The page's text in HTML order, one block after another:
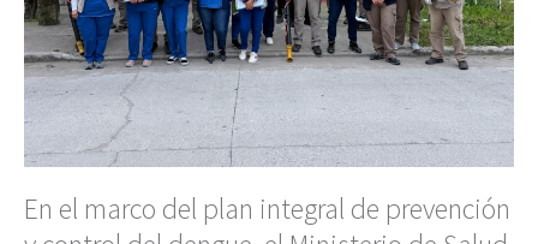
En el marco del plan integral de prevención